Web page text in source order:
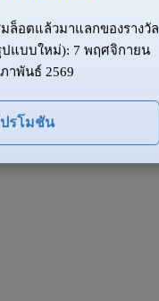
ล็อตแล้วมาแลกของรางวัล
ปแบบใหม่): 7 พฤศจิกายน
าพันธ์ 2569
ปรโมชัน